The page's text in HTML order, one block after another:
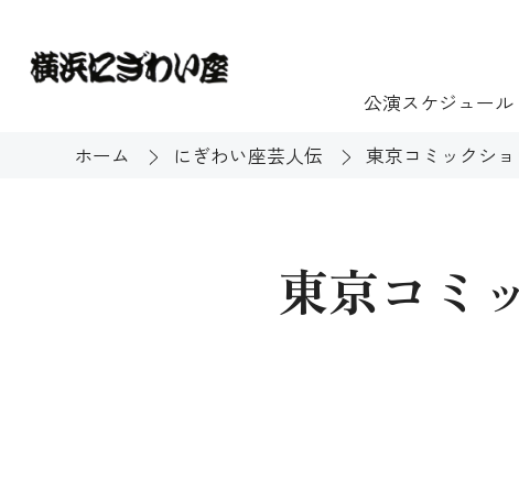
公演スケジュール
団体のお客様へ
開館時間・休館日
利用料金
展示
ホーム にぎわい座芸人伝 東京コミックシ
東京コミ